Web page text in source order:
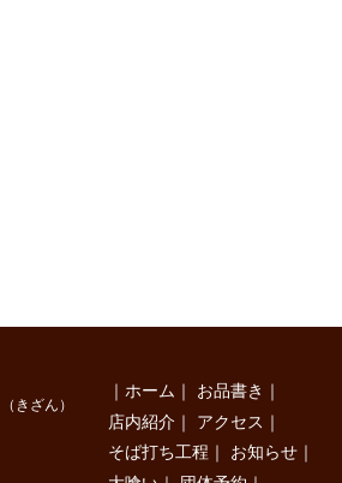
（きざん）
｜ ホーム ｜ お品書き ｜
店内紹介 ｜ アクセス ｜
そば打ち工程 ｜ お知らせ ｜